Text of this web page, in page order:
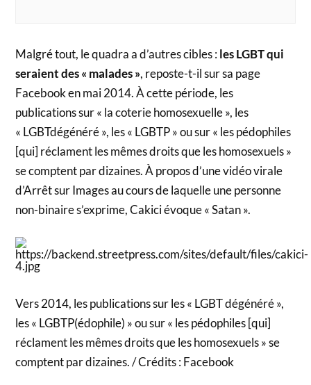
Malgré tout, le quadra a d’autres cibles :les LGBT qui
seraient des « malades », reposte-t-il sur sa page
Facebook en mai 2014. À cette période, les
publications sur « la coterie homosexuelle », les
« LGBTdégénéré », les « LGBTP » ou sur « les pédophiles
[qui] réclament les mêmes droits que les homosexuels »
se comptent par dizaines. À propos d’une vidéo virale
d’Arrêt sur Images au cours de laquelle une personne
non-binaire s’exprime, Cakici évoque « Satan ».
Vers 2014, les publications sur les « LGBT dégénéré »,
les « LGBTP(édophile) » ou sur « les pédophiles [qui]
réclament les mêmes droits que les homosexuels » se
comptent par dizaines. / Crédits : Facebook